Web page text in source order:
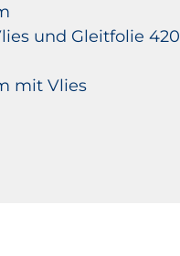
und Gleitfolie 420
mit Vlies